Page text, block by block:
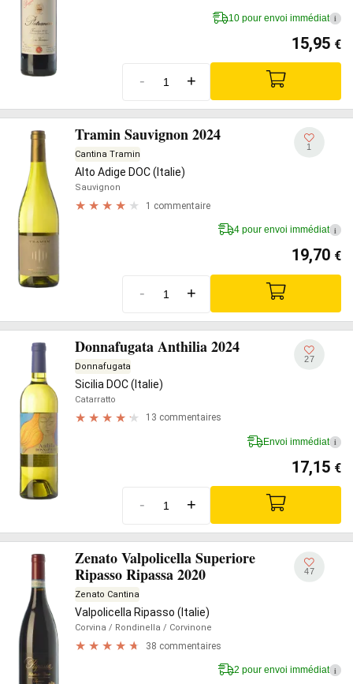
10 pour envoi immédiat i
15,95 €
- +
Tramin Sauvignon 2024
Cantina Tramin
Alto Adige DOC (Italie)
Sauvignon
1 commentaire
1
4 pour envoi immédiat i
19,70 €
- +
Donnafugata Anthilia 2024
Donnafugata
Sicilia DOC (Italie)
Catarratto
13 commentaires
27
Envoi immédiat i
17,15 €
- +
Zenato Valpolicella Superiore
Ripasso Ripassa 2020
Zenato Cantina
Valpolicella Ripasso (Italie)
Corvina / Rondinella / Corvinone
38 commentaires
47
2 pour envoi immédiat i